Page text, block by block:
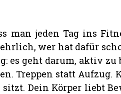
man jeden Tag ins
wer hat dafür
es geht darum, aktiv
Treppen statt Aufzug.
Dein Körper liebt